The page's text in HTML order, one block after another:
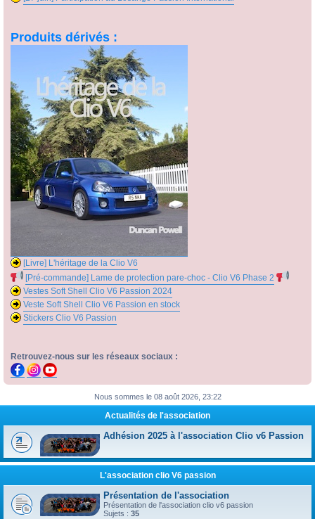
Produits dérivés :
[Livre] L'héritage de la Clio V6
[Pré-commande] Lame de protection pare-choc - Clio V6 Phase 2
Vestes Soft Shell Clio V6 Passion 2024
Veste Soft Shell Clio V6 Passion en stock
Stickers Clio V6 Passion
Retrouvez-nous sur les réseaux sociaux :
Nous sommes le 08 août 2026, 23:22
Actualités de l'association
Adhésion 2025 à l'association Clio v6 Passion
L'association clio V6 passion
Présentation de l'association
Présentation de l'association clio v6 passion
Sujets : 35